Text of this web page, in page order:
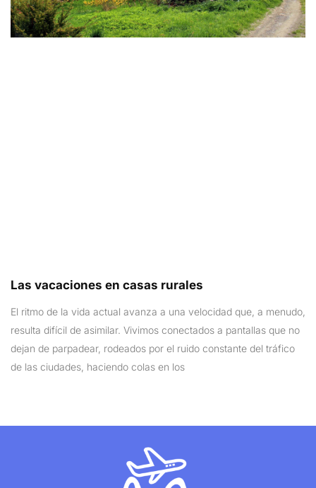
Las vacaciones en casas rurales
El ritmo de la vida actual avanza a una velocidad que, a menudo,
resulta difícil de asimilar. Vivimos conectados a pantallas que no
dejan de parpadear, rodeados por el ruido constante del tráfico
de las ciudades, haciendo colas en los